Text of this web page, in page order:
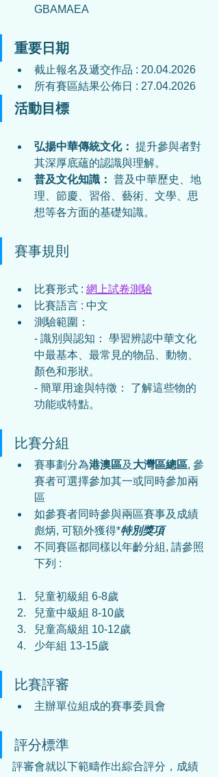
GBAMAEA
重要日期
截止報名及遞交作品 : 20.04.2026
所有賽區結果公佈日 : 27.04.2026
活動目標
弘揚中華傳統文化： 提升參與者對
其深厚底蘊的認識與理解。
普及文化知識： 普及中華歷史、地
理、節慶、習俗、藝術、文學、思
想等各方面的基礎知識。
賽事規則
比賽形式 : 網上試卷測驗
比賽語言 : 中文
測驗範圍：
- 識別與認知： 學習辨認中華文化
中最基本、最常見的物品、動物、
顏色和形狀。
- 簡單用途與特徵： 了解這些物的
功能或特點。
比賽分組
賽事劃分為港澳區及 大灣區總區, 參
賽者可選擇參加其一或同時參加兩
區
如參賽者同時參與兩區賽事及成績
彪炳, 可額外獲得*特別獎項
不同賽區都同樣以年齡分組, 請參照
下列 :
兒童初級組 6-8歲
兒童中級組 8-10歲
兒童高級組 10-12歲
少年組 13-15歲
比賽評審
主辦單位組成的賽事委員會
評分標準
評審會就以下範疇作出綜合評分，成績